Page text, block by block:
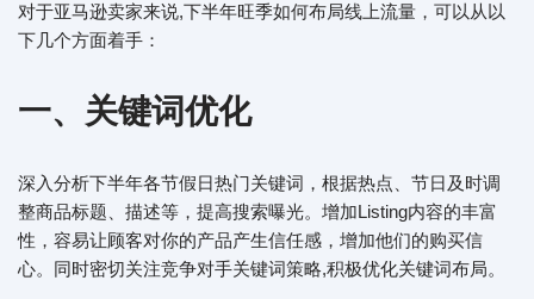
对于亚马逊卖家来说,下半年旺季如何布局线上流量，可以从以
下几个方面着手：
一、关键词优化
深入分析下半年各节假日热门关键词，根据热点、节日及时调
整商品标题、描述等，提高搜索曝光。增加Listing内容的丰富
性，容易让顾客对你的产品产生信任感，增加他们的购买信
心。同时密切关注竞争对手关键词策略,积极优化关键词布局。